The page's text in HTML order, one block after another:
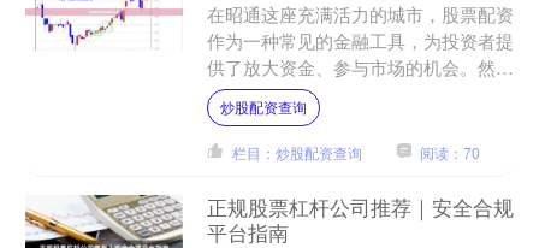
在昭通这座充满活力的城市，股票配资
作为一种常见的金融工具，为投资者提
供了放大资金、参与市场的机会。然
而，如何在合规框架内合理使用配资服
务，是每位投资者需要深入了....
炒股配资查询
栏目：炒股配资查询 阅读：70
正规股票杠杆公司推荐｜安全合规
平台指南